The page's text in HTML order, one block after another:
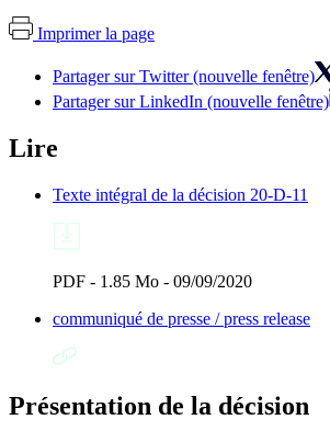
Imprimer la page
Partager sur Twitter (nouvelle fenêtre)
Partager sur LinkedIn (nouvelle fenêtre)
Lire
Texte intégral de la décision 20-D-11
PDF - 1.85 Mo - 09/09/2020
communiqué de presse / press release
Présentation de la décision